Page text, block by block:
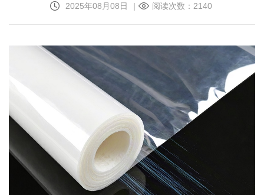
2025年08月08日 | 阅读次数：2140